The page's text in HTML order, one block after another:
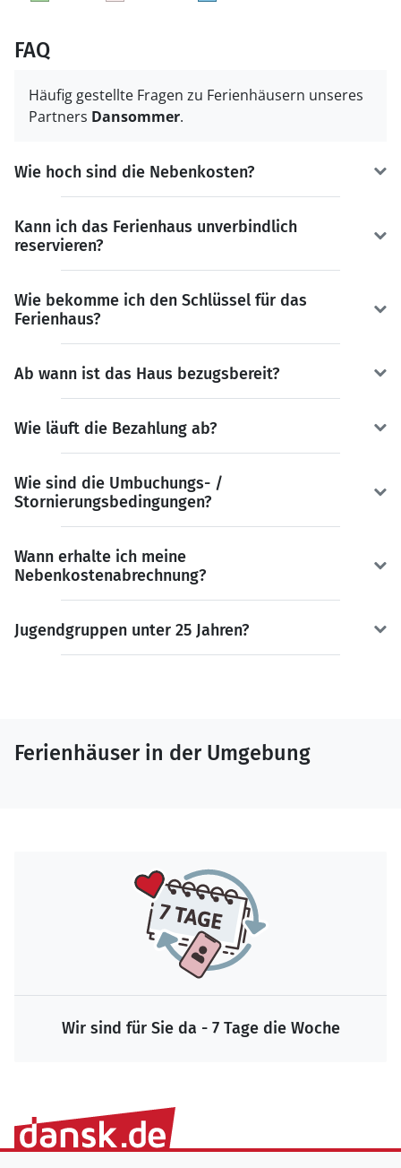
FAQ
Häufig gestellte Fragen zu Ferienhäusern unseres
Partners Dansommer.
Wie hoch sind die Nebenkosten?
Kann ich das Ferienhaus unverbindlich
reservieren?
Wie bekomme ich den Schlüssel für das
Ferienhaus?
Ab wann ist das Haus bezugsbereit?
Wie läuft die Bezahlung ab?
Wie sind die Umbuchungs- /
Stornierungsbedingungen?
Wann erhalte ich meine
Nebenkostenabrechnung?
Jugendgruppen unter 25 Jahren?
Ferienhäuser in der Umgebung
Wir sind für Sie da - 7 Tage die Woche